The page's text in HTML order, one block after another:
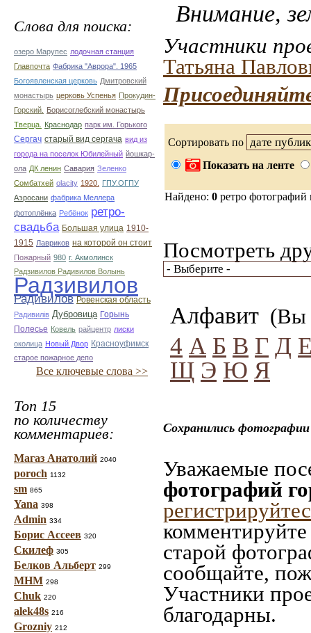
Слова для поиска:
озеро Марупес лодочная станция
Главпочта Фабрика "Аврора". 1965
Богоявленская церковь Дмитровский
монастырь церковь Успенья Прокудин-
Горский.
Борисоглебский монастырь
Тверца.
Краснодар парк им. Горького
Сергач старый вид сергача вид из
города на поселок Юбилейный йошкар-
ола ДК ленин Савария Зеленко
Сомбатхей olacity 1920.
ГПУ.ОГПУ
Аэросани фабрика Меллера
фотоплёнка Ребёнок ретро-
свадьба Большая улица 1910-
1915 Лавриков на которой он стоит
Пожарный 980 г. Акмолинск
Радзивилов Радивилов Волынь
Радзивилов
Радивилов Ровенская область
Радивилiв Дубровица Горынь
Полесье Ковель райцентр лиски
околица Новый Двор Красноуфимск
старое пожарное депо
Все ключевые слова >>
Топ 15
по количеству
комментариев:
Магаз Анатолий 2040
poroch 1132
sm 865
Yana 398
Admin 334
Борис Ассеев 320
Скилеф 305
Белков Альберт 299
МНМ 298
Chuk 220
alek48s 216
Grozniy 212
Внимание,
Участники
Татьяна
Сортировать по
Показать на ленте
Найдено: 0 ретро
Посмотреть
Алфавит (Вы
4 А Б В Г Д
Щ Э Ю Я
Сохранились
Уважаемые
фотографий
старой
сообщайте,
Участники
благодарны.